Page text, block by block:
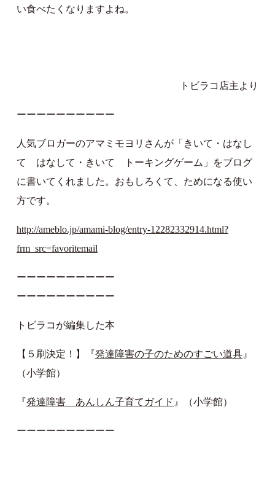
い食べたくなりますよね。
トビラコ店主より
ーーーーーーーーーー
人気ブロガーのアマミモヨリさんが「きいて・はなし
て はなして・きいて トーキングゲーム」をブログ
に書いてくれました。おもしろくて、ためになる使い
方です。
http://ameblo.jp/amami-blog/entry-12282332914.html?
frm_src=favoritemail
ーーーーーーーーーー
ーーーーーーーーーー
トビラコが編集した本
【５刷決定！】『発達障害の子のためのすごい道具』
（小学館）
『発達障害 あんしん子育てガイド 』（小学館）
ーーーーーーーーーー